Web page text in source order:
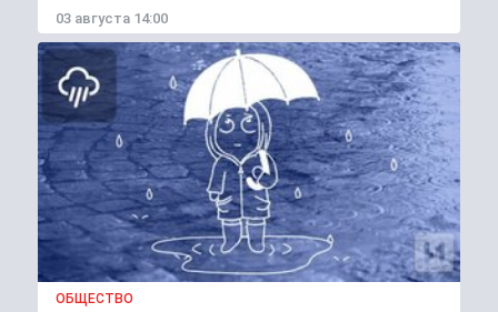
03 августа 14:00
ОБЩЕСТВО